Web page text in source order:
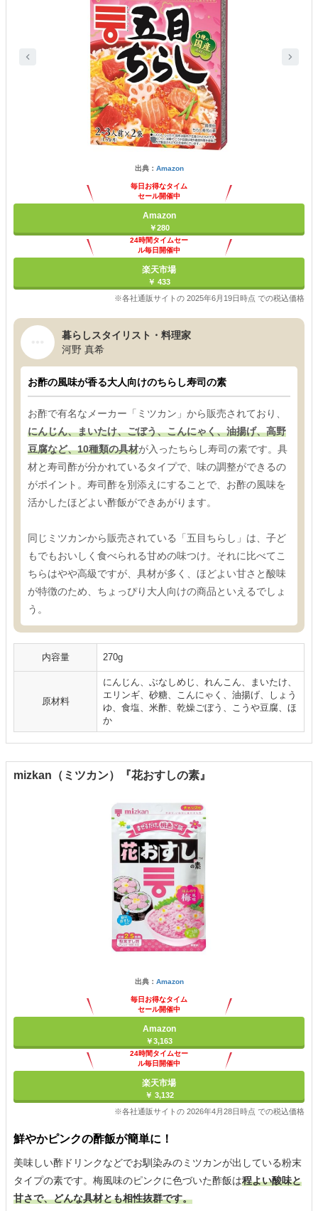
出典： Amazon
毎日お得なタイム
セール開催中
Amazon
￥280
24時間タイムセー
ル毎日開催中
楽天市場
￥ 433
※各社通販サイトの 2025年6月19日時点 での税込価格
暮らしスタイリスト・料理家
河野 真希
お酢の風味が香る大人向けのちらし寿司の素
お酢で有名なメーカー「ミツカン」から販売されており、
にんじん、まいたけ、ごぼう、こんにゃく、油揚げ、高野
豆腐など、10種類の具材が入ったちらし寿司の素です。具
材と寿司酢が分かれているタイプで、味の調整ができるの
がポイント。寿司酢を別添えにすることで、お酢の風味を
活かしたほどよい酢飯ができあがります。
同じミツカンから販売されている「五目ちらし」は、子ど
もでもおいしく食べられる甘めの味つけ。それに比べてこ
ちらはやや高級ですが、具材が多く、ほどよい甘さと酸味
が特徴のため、ちょっぴり大人向けの商品といえるでしょ
う。
内容量 270g
原材料
にんじん、ぶなしめじ、れんこん、まいたけ、
エリンギ、砂糖、こんにゃく、油揚げ、しょう
ゆ、食塩、米酢、乾燥ごぼう、こうや豆腐、ほ
か
mizkan（ミツカン）『花おすしの素』
出典： Amazon
毎日お得なタイム
セール開催中
Amazon
￥3,163
24時間タイムセー
ル毎日開催中
楽天市場
￥ 3,132
※各社通販サイトの 2026年4月28日時点 での税込価格
鮮やかピンクの酢飯が簡単に！
美味しい酢ドリンクなどでお馴染みのミツカンが出している粉末
タイプの素です。梅風味のピンクに色づいた酢飯は程よい酸味と
甘さで、どんな具材とも相性抜群です。